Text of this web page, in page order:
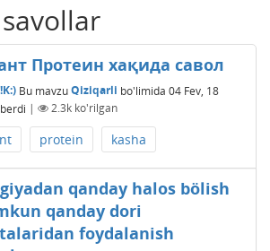
Протеин хақида савол
Bu mavzuQiziqarli bo'limida 04 Fev, 18
| 2.3kko'rilgan
protein kasha
qanday halos bölish
qanday dori
foydalanish